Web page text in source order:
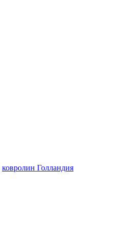
ковролин Голландия